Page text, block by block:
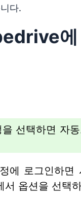
것이며, 인간 편
다.
에
선택하면 자
에 로그인하면
서 옵션을 선택